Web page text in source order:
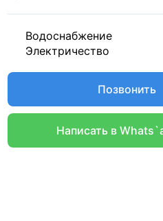
Водоснабжение
Электричество
Позвонить
Написать в